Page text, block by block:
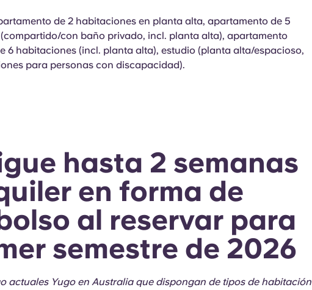
de 2 habitaciones en planta alta, apartamento de 5
con baño privado, incl. planta alta), apartamento
6 habitaciones (incl. planta alta), estudio (planta alta/espacioso,
para personas con discapacidad).
hasta 2 semanas
en forma de
al reservar para
semestre de 2026
actuales Yugo en Australia que dispongan de tipos de habitación